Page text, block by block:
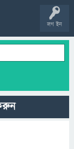
লগ ইন